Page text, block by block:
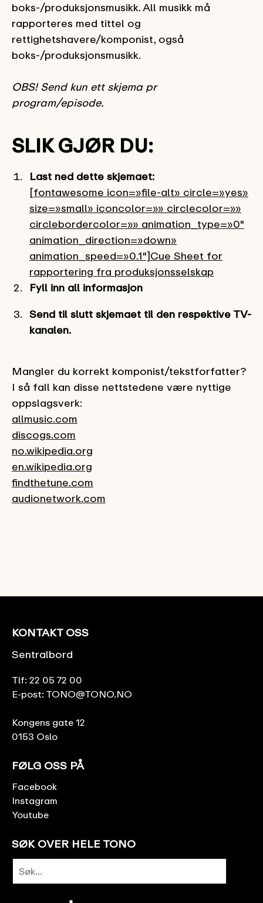
boks-/produksjonsmusikk. All musikk må
rapporteres med tittel og
rettighetshavere/komponist, også
boks-/produksjonsmusikk.
OBS! Send kun ett skjema pr
program/episode.
SLIK GJØR DU:
Last ned dette skjemaet:
[fontawesome icon=»file-alt» circle=»yes»
size=»small» iconcolor=»» circlecolor=»»
circlebordercolor=»» animation_type=»0″
animation_direction=»down»
animation_speed=»0.1″]Cue Sheet for
rapportering fra produksjonsselskap
Fyll inn all informasjon
Send til slutt skjemaet til den respektive TV-
kanalen.
Mangler du korrekt komponist/tekstforfatter?
I så fall kan disse nettstedene være nyttige
oppslagsverk:
allmusic.com
discogs.com
no.wikipedia.org
en.wikipedia.org
findthetune.com
audionetwork.com
KONTAKT OSS
Sentralbord
Tlf: 22 05 72 00
E-post: TONO@TONO.NO
Kongens gate 12
0153 Oslo
FØLG OSS PÅ
Facebook
Instagram
Youtube
SØK OVER HELE TONO